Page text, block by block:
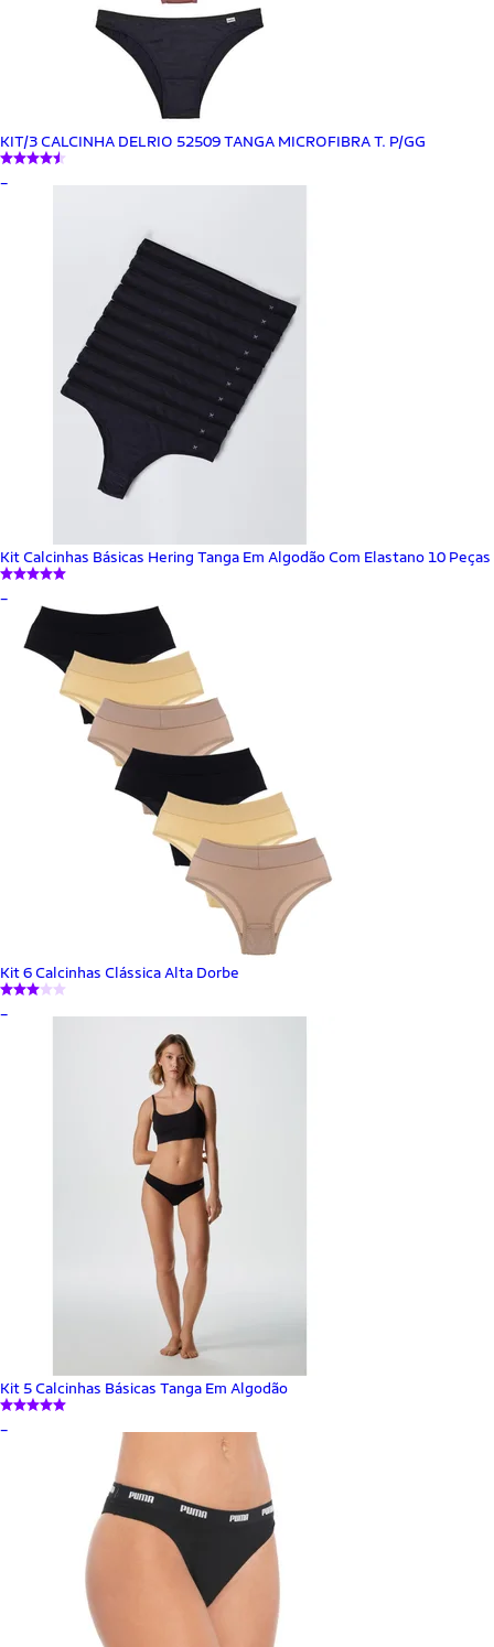
KIT/3 CALCINHA DELRIO 52509 TANGA MICROFIBRA T. P/GG
Kit Calcinhas Básicas Hering Tanga Em Algodão Com Elastano 10 Peças
Kit 6 Calcinhas Clássica Alta Dorbe
Kit 5 Calcinhas Básicas Tanga Em Algodão